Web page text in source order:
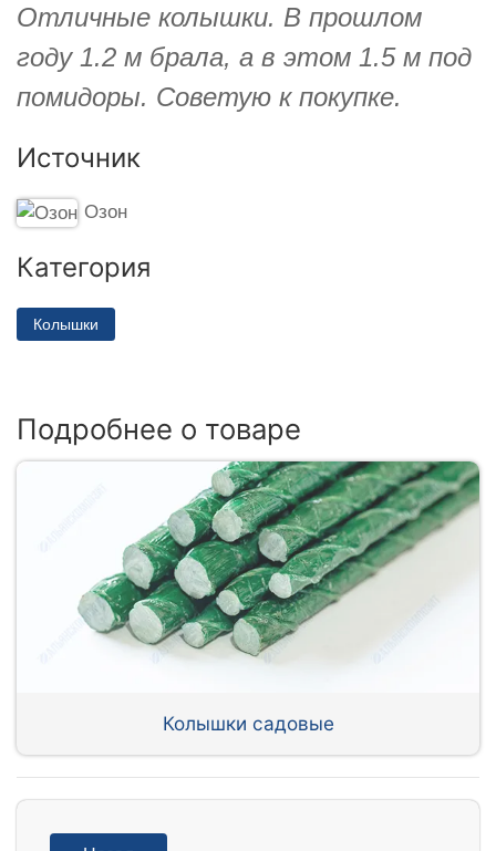
Отличные колышки. В прошлом
году 1.2 м брала, а в этом 1.5 м под
помидоры. Советую к покупке.
Источник
Озон
Категория
Колышки
Подробнее о товаре
Колышки садовые